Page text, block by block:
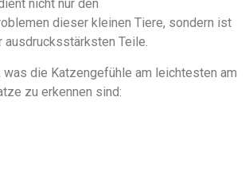
nicht nur den
dieser kleinen Tiere, sondern ist
ausdrucksstärksten Teile.
was die Katzengefühle am leichtesten am
zu erkennen sind: